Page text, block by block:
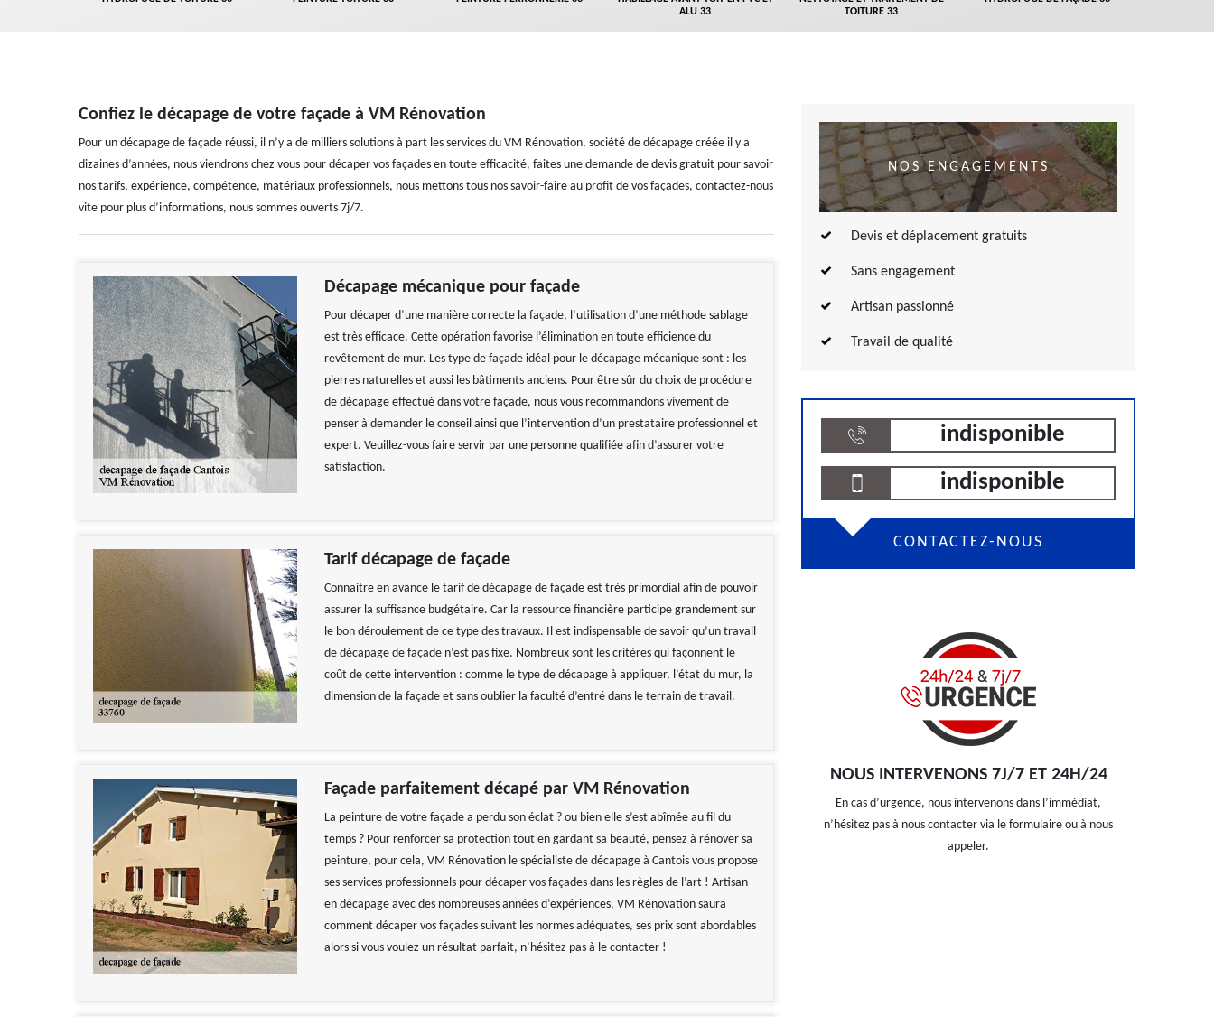
ALU 33
TOITURE 33
Confiez le décapage de votre façade à VM Rénovation
Pour un décapage de façade réussi, il n’y a de milliers solutions à part les services du VM Rénovation, société de décapage créée il y a
dizaines d’années, nous viendrons chez vous pour décaper vos façades en toute efficacité, faites une demande de devis gratuit pour savoir
nos tarifs, expérience, compétence, matériaux professionnels, nous mettons tous nos savoir-faire au profit de vos façades, contactez-nous
vite pour plus d’informations, nous sommes ouverts 7j/7.
Décapage mécanique pour façade
Pour décaper d’une manière correcte la façade, l’utilisation d’une méthode sablage
est très efficace. Cette opération favorise l’élimination en toute efficience du
revêtement de mur. Les type de façade idéal pour le décapage mécanique sont : les
pierres naturelles et aussi les bâtiments anciens. Pour être sûr du choix de procédure
de décapage effectué dans votre façade, nous vous recommandons vivement de
penser à demander le conseil ainsi que l’intervention d’un prestataire professionnel et
expert. Veuillez-vous faire servir par une personne qualifiée afin d’assurer votre
satisfaction.
Tarif décapage de façade
Connaitre en avance le tarif de décapage de façade est très primordial afin de pouvoir
assurer la suffisance budgétaire. Car la ressource financière participe grandement sur
le bon déroulement de ce type des travaux. Il est indispensable de savoir qu’un travail
de décapage de façade n’est pas fixe. Nombreux sont les critères qui façonnent le
coût de cette intervention : comme le type de décapage à appliquer, l’état du mur, la
dimension de la façade et sans oublier la faculté d’entré dans le terrain de travail.
Façade parfaitement décapé par VM Rénovation
La peinture de votre façade a perdu son éclat ? ou bien elle s’est abîmée au fil du
temps ? Pour renforcer sa protection tout en gardant sa beauté, pensez à rénover sa
peinture, pour cela, VM Rénovation le spécialiste de décapage à Cantois vous propose
ses services professionnels pour décaper vos façades dans les règles de l’art ! Artisan
en décapage avec des nombreuses années d’expériences, VM Rénovation saura
comment décaper vos façades suivant les normes adéquates, ses prix sont abordables
alors si vous voulez un résultat parfait, n’hésitez pas à le contacter !
NOS ENGAGEMENTS
Devis et déplacement gratuits
Sans engagement
Artisan passionné
Travail de qualité
indisponible
indisponible
CONTACTEZ-NOUS
NOUS INTERVENONS 7J/7 ET 24H/24
En cas d’urgence, nous intervenons dans l’immédiat,
n’hésitez pas à nous contacter via le formulaire ou à nous
appeler.